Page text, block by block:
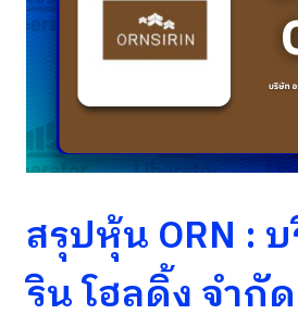
สรุปหุ้น ORN :
ริน โฮลดิ้ง จํากั